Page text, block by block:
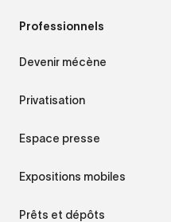
Professionnels
Devenir mécène
Privatisation
Espace presse
Expositions mobiles
Prêts et dépôts